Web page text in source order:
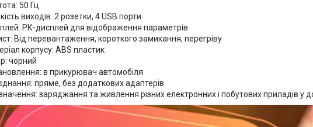
50 Гц
виходів: 2 розетки, 4 USB порти
РК-дисплей для відображення параметрів
Від перевантаження, короткого замикання, перегріву
корпусу: ABS пластик
чорний
в прикурювач автомобіля
пряме, без додаткових адаптерів
заряджання та живлення різних електронних і побутових приладів у